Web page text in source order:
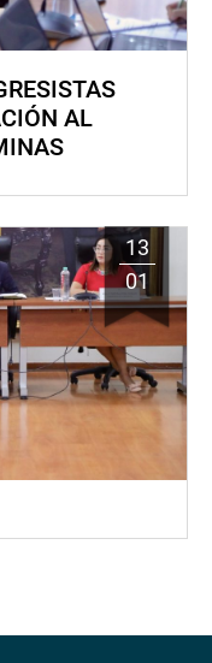
AL
13
01